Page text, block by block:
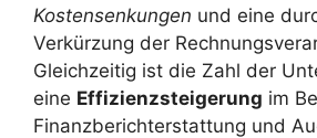
Kostensenkungen und eine
Verkürzung der
Gleichzeitig ist die Zahl der
eine Effizienzsteigerung im
Finanzberichterstattung und